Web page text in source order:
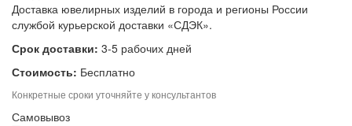
Доставка ювелирных изделий в города и регионы России
службой курьерской доставки «СДЭК».
Срок доставки: 3-5 рабочих дней
Стоимость: Бесплатно
Конкретные сроки уточняйте у консультантов
Самовывоз